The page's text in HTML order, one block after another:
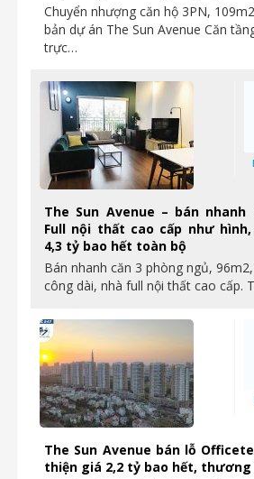
Chuyển nhượng căn hộ 3PN,
bản dự án The Sun Avenue Căn
trực…
The Sun Avenue – bán nhanh
Full nội thất cao cấp như
4,3 tỷ bao hết toàn bộ
Bán nhanh căn 3 phòng ngủ,
công dài, nhà full nội thất cao cấp.
The Sun Avenue bán lỗ
thiện giá 2,2 tỷ bao hết,